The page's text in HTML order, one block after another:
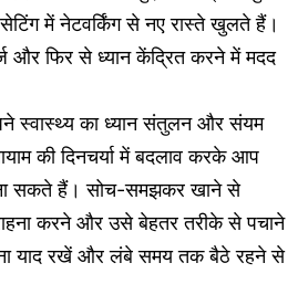
में नेटवर्किंग से नए रास्ते खुलते हैं।
और फिर से ध्यान केंद्रित करने में मदद
स्वास्थ्य का ध्यान संतुलन और संयम
की दिनचर्या में बदलाव करके आप
सकते हैं। सोच-समझकर खाने से
करने और उसे बेहतर तरीके से पचाने
याद रखें और लंबे समय तक बैठे रहने से